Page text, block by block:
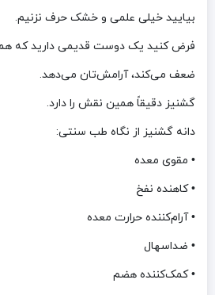
بیایید خیلی علمی و خشک حرف نزنیم.
فرض کنید یک دوست قدیمی دارید که
ضعف می‌کند، آرامش‌تان می‌دهد.
گشنیز دقیقاً همین نقش را دارد.
دانه گشنیز از نگاه طب سنتی:
• مقوی معده
• کاهنده نفخ
• آرام‌کننده حرارت معده
• ضداسهال
• کمک‌کننده هضم